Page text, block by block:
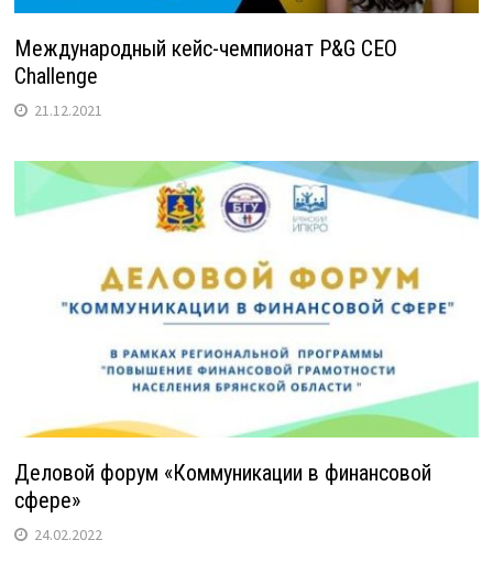
Международный кейс-чемпионат P&G CEO
Challenge
21.12.2021
Деловой форум «Коммуникации в финансовой
сфере»
24.02.2022